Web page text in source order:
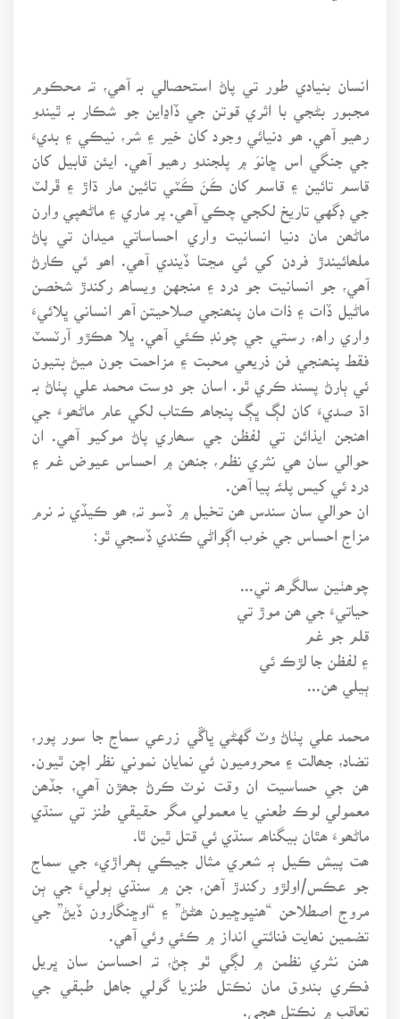
انسان بنيادي طور تي پاڻ استحصالي بہ آھي، تہ محڪوم
مجبور بڻجي با اثري قوتن جي ڏاڍاين جو شڪار بہ ٿيندو
رھيو آھي. ھو دنيائي وجود کان خير ۽ شر، نيڪي ۽ بديءَ
جي جنگي اس ڇانوَ ۾ پلجندو رھيو آھي. ايئن قابيل کان
قاسم تائين ۽ قاسم کان ڪَنَ ڪَٽي تائين مار ڌاڙ ۽ ڦرلٽ
جي ڊگهي تاريخ لکجي چڪي آھي. پر ماري ۽ ماڻھپي وارن
ماڻھن مان دنيا انسانيت واري احساساتي ميدان تي پاڻ
ملھائيندڙ فردن کي ئي مڃتا ڏيندي آھي. اھو ئي ڪارڻ
آھي، جو انسانيت جو درد ۽ منجهن ويساھہ رکندڙ شخصن
ماڻيل ڏات ۽ ذات مان پنھنجي صلاحيتن آھر انساني ڀلائيءَ
واري راھ، رستي جي چونڊ ڪئي آھي. ڀلا ھڪڙو آرٽسٽ
فقط پنھنجي فن ذريعي محبت ۽ مزاحمت جون ميڻ بتيون
ئي ٻارڻ پسند ڪري ٿو. اسان جو دوست محمد علي پٺاڻ بہ
اڌ صديءَ کان لڳ ڀڳ پنجاھہ ڪتاب لکي عام ماڻھوءَ جي
اھنجن ايذائن تي لفظن جي سھاري پاڻ موکيو آھي. ان
حوالي سان ھي نثري نظم، جنھن ۾ احساس عيوض غم ۽
درد ئي کيس پلئہ پيا آھن.
ان حوالي سان سندس ھن تخيل ۾ ڏسو تہ، ھو ڪيڏي نہ نرم
مزاج احساس جي خوب اڳواڻي ڪندي ڏسجي ٿو:
چوھٺين سالگرھہ تي...
حياتيءَ جي ھن موڙ تي
قلم جو غم
۽ لفظن جا لڙڪ ئي
ٻيلي ھن...
محمد علي پٺاڻ وٽ گهڻي ڀاڱي زرعي سماج جا سور پور،
تضاد، جھالت ۽ محروميون ئي نمايان نموني نظر اچن ٿيون.
ھن جي حساسيت ان وقت نوٽ ڪرڻ جھڙن آھي، جڏھن
معمولي لوڪ طعني يا معمولي مگر حقيقي طنز تي سنڌي
ماڻھوءَ ھٿان بيگناھہ سنڌي ئي قتل ٿين ٿا.
ھت پيش ڪيل ٻہ شعري مثال جيڪي ٻھراڙيء جي سماج
جو عڪس/اولڙو رکندڙ آھن، جن ۾ سنڌي ٻوليءَ جي ٻن
مروج اصطلاحن “ھنڀوڇيون ھڻڻ” ۽ “اوڇنگارون ڏيڻ” جي
تضمين نھايت فنائتي انداز ۾ ڪئي وئي آھي.
ھنن نثري نظمن ۾ لڳي ٿو ڄڻ، تہ احساسن سان ڀريل
فڪري بندوق مان نڪتل طنزيا گولي جاھل طبقي جي
تعاقب ۾ نڪتل ھجي.